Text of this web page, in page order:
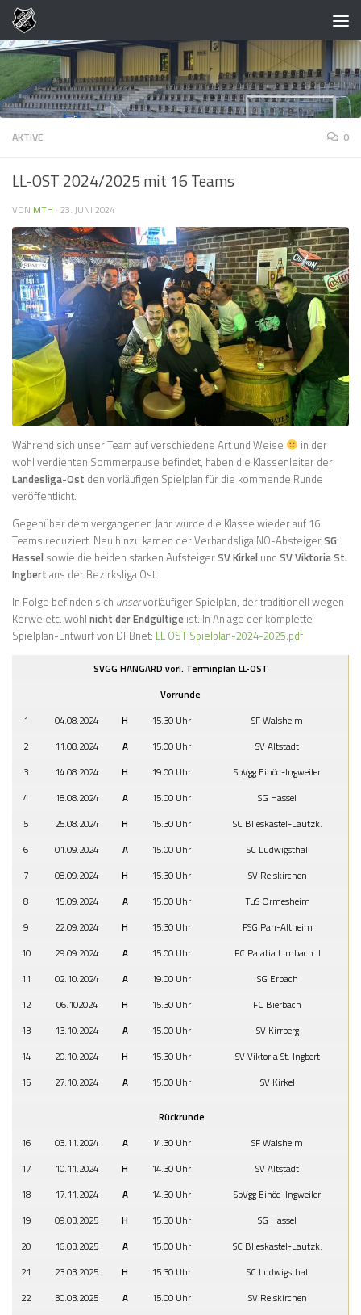
Zum Inhalt springen
AKTIVE 0
LL-OST 2024/2025 mit 16 Teams
VON MTH · 23. JUNI 2024
Während sich unser Team auf verschiedene Art und Weise
in der
wohl verdienten Sommerpause befindet, haben die Klassenleiter der
Landesliga-Ost den vorläufigen Spielplan für die kommende Runde
veröffentlicht.
Gegenüber dem vergangenen Jahr wurde die Klasse wieder auf 16
Teams reduziert. Neu hinzu kamen der Verbandsliga NO-AbsteigerSG
Hassel sowie die beiden starken AufsteigerSV Kirkel und SV Viktoria St.
Ingbert aus der Bezirksliga Ost.
In Folge befinden sich unservorläufiger Spielplan, der traditionell wegen
Kerwe etc. wohl nicht der Endgültige ist. In Anlage der komplette
Spielplan-Entwurf von DFBnet: LL OST Spielplan-2024-2025.pdf
SVGG HANGARD vorl. Terminplan LL-OST
Vorrunde
1
04.08.2024 H 15.30 Uhr
SF Walsheim
2
11.08.2024 A 15.00 Uhr
SV Altstadt
3
14.08.2024 H 19.00 Uhr
SpVgg Einöd-Ingweiler
4
18.08.2024 A 15.00 Uhr
SG Hassel
5
25.08.2024 H 15.30 Uhr
SC Blieskastel-Lautzk.
6
01.09.2024 A 15.00 Uhr
SC Ludwigsthal
7
08.09.2024 H 15.30 Uhr
SV Reiskirchen
8
15.09.2024 A 15.00 Uhr
TuS Ormesheim
9
22.09.2024 H 15.30 Uhr
FSG Parr-Altheim
10
29.09.2024 A 15.00 Uhr
FC Palatia Limbach II
11
02.10.2024 A 19.00 Uhr
SG Erbach
12
06.102024 H 15.30 Uhr
FC Bierbach
13
13.10.2024 A 15.00 Uhr
SV Kirrberg
14
20.10.2024 H 15.30 Uhr
SV Viktoria St. Ingbert
15
27.10.2024 A 15.00 Uhr SV Kirkel
Rückrunde
16
03.11.2024 A 14.30 Uhr
SF Walsheim
17
10.11.2024 H 14.30 Uhr
SV Altstadt
18
17.11.2024 A 14.30 Uhr
SpVgg Einöd-Ingweiler
19
09.03.2025 H 15.30 Uhr
SG Hassel
20
16.03.2025 A 15.00 Uhr
SC Blieskastel-Lautzk.
21
23.03.2025 H 15.30 Uhr
SC Ludwigsthal
22
30.03.2025 A 15.00 Uhr
SV Reiskirchen